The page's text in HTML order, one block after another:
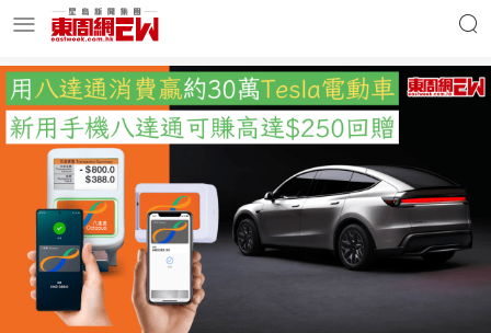
明星名人 時事財經
東周Ladies 優享生活
東周食玩通